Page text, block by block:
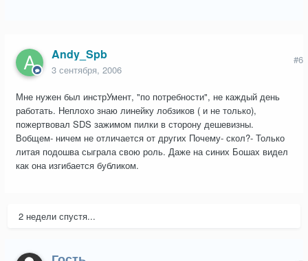
Andy_Spb
3 сентября, 2006
#6
Мне нужен был инстрУмент, "по потребности", не каждый день
работать. Неплохо знаю линейку лобзиков ( и не только),
пожертвовал SDS зажимом пилки в сторону дешевизны.
Вобщем- ничем не отличается от других Почему- скол?- Только
литая подошва сыграла свою роль. Даже на синих Бошах видел
как она изгибается бубликом.
2 недели спустя...